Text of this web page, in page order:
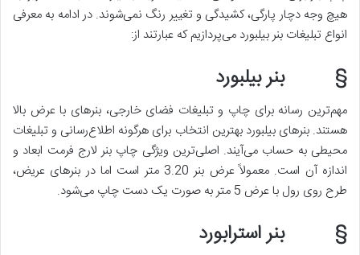
‌هیچ ‌وجه دچار پارگی، کشیدگی و تغییر رنگ نمی‌شوند. در ادامه به معرفی
انواع تبلیغات بنر بیلبورد می‌پردازیم که عبارتند از:
§ بنر بیلبورد
مهم‌ترین رسانه برای چاپ و تبلیغات فضای خارجی، بنرهای با عرض بالا
هستند. بنرهای بیلبورد بهترین انتخاب برای هرگونه اطلاع‌رسانی و تبلیغات
محیطی به‌ حساب می‌آیند. اصلی‌ترین ویژگی چاپ بنر لارج فرمت ابعاد و
اندازه آن است. معمولاً عرض بنر 3.20 متر است اما در بنرهای عریض،
طرح روی رول با عرض 5 متر به ‌صورت یک دست چاپ می‌شود.
§ بنر استرابورد